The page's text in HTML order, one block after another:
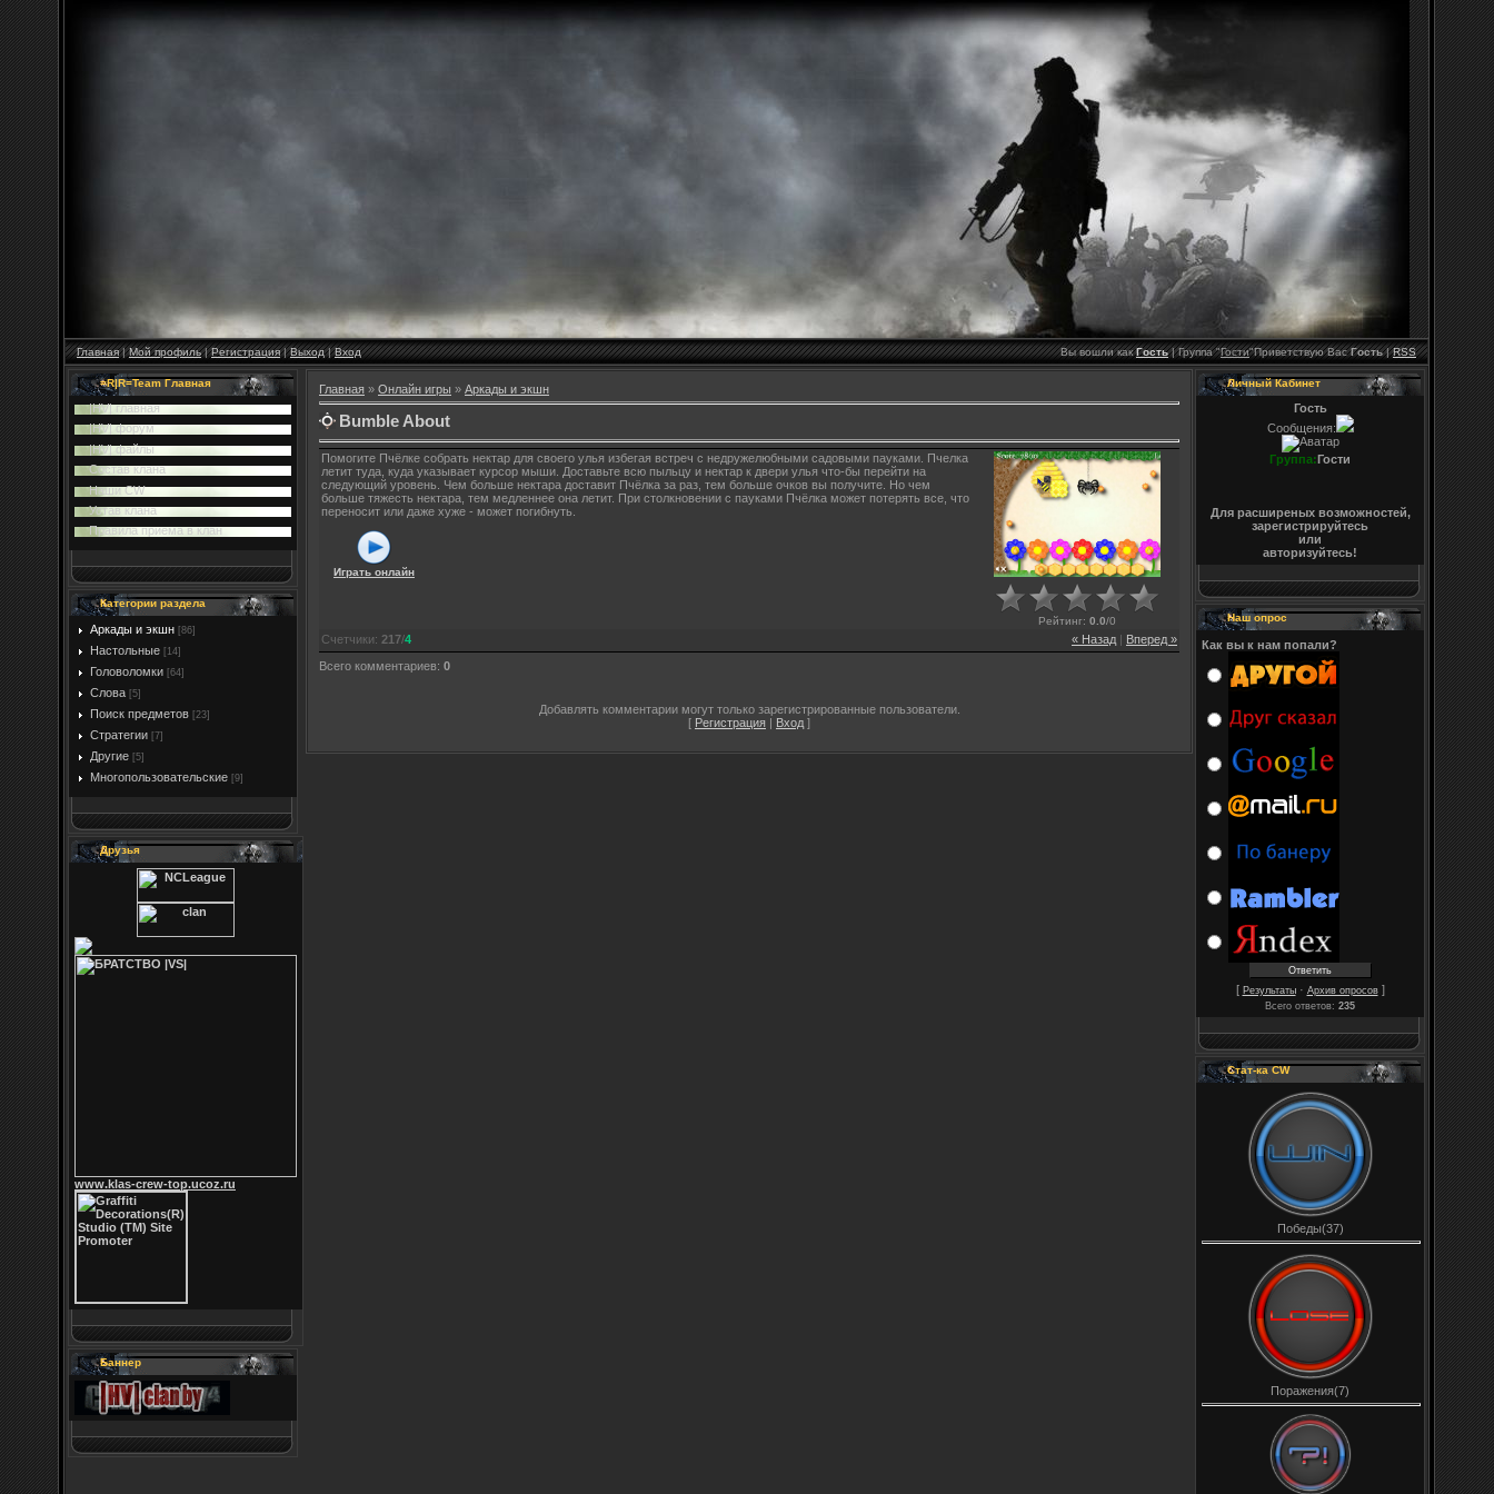
Главная|Мой профиль|Регистрация|Выход|Вход Вы вошли как Гость|Группа"Гости"Приветствую Вас Гость|RSS
=R|R=Team Главная
|HV| главная
|HV| форум
|HV| файлы
Cостав клана
Наши CW
Устав клана
Правила приема в клан
Категории раздела
Аркады и экшн [86]
Настольные [14]
Головоломки [64]
Слова [5]
Поиск предметов [23]
Стратегии [7]
Другие [5]
Многопользовательские [9]
Друзья
www.klas-crew-top.ucoz.ru
Баннер
Главная » Онлайн игры » Аркады и экшн
Bumble About
Помогите Пчёлке собрать нектар для своего улья избегая встреч с недружелюбными садовыми пауками. Пчелка
летит туда, куда указывает курсор мыши. Доставьте всю пыльцу и нектар к двери улья что-бы перейти на
следующий уровень. Чем больше нектара доставит Пчёлка за раз, тем больше очков вы получите. Но чем
больше тяжесть нектара, тем медленнее она летит. При столкновении с пауками Пчёлка может потерять все, что
переносит или даже хуже - может погибнуть.
Играть онлайн
Рейтинг: 0.0/0
« Назад Вперед »
Счетчики: 217/4
Всего комментариев: 0
Добавлять комментарии могут только зарегистрированные пользователи.
[ Регистрация Вход ]
Личный Кабинет
Гость
Сообщения:
Группа:Гости
Для расширеных возможностей,
зарегистрируйтесь
или
авторизуйтесь!
Наш опрос
Как вы к нам попали?
[ Результаты· Архив опросов]
Всего ответов: 235
Стат-ка CW
Победы(37)
Поражения(7)